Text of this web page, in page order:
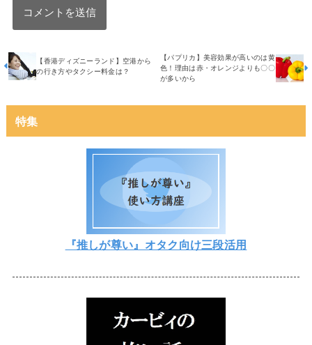
【香港ディズニーランド】空港から
の行き方やタクシー料金は？
【パプリカ】美容効果が高いのは黄
色！理由は赤・オレンジよりも〇〇
が多いから
特集
『推しが尊い』オタク向け三段活用